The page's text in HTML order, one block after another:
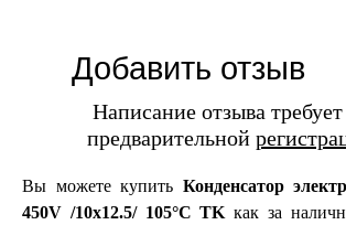
Добавить отзыв
Написание отзыва требует
предварительной
Вы можете купить Конденсатор
450V /10x12.5/ 105°C TK как за